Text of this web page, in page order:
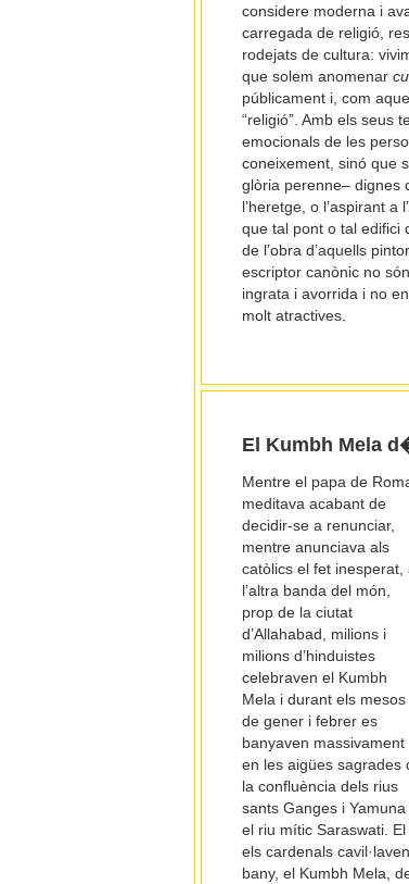
considere moderna i
carregada de religió,
rodejats de cultura:
que solem anomenar
públicament i, com
“religió”. Amb els seus
emocionals de les
coneixement, sinó que
glòria perenne– dignes
l’heretge, o l’aspirant
que tal pont o tal edifici
de l’obra d’aquells
escriptor canònic no
ingrata i avorrida i no
molt atractives.
El Kumbh Mela
Mentre el papa de
meditava acabant de
decidir-se a renunciar,
mentre anunciava als
catòlics el fet inesperat,
l’altra banda del món,
prop de la ciutat
d’Allahabad, milions i
milions d’hinduistes
celebraven el Kumbh
Mela i durant els mesos
de gener i febrer es
banyaven massivament
en les aigües sagrades
la confluència dels rius
sants Ganges i Yamuna
el riu mític Saraswati.
els cardenals
bany, el Kumbh Mela,